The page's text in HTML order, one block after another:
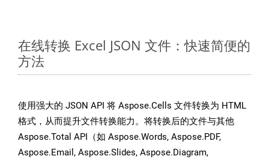
在线转换 Excel JSON 文件：快速简便的
方法
使用强大的 JSON API 将 Aspose.Cells 文件转换为 HTML
格式，从而提升文件转换能力。将转换后的文件与其他
Aspose.Total API（如 Aspose.Words, Aspose.PDF,
Aspose.Email, Aspose.Slides, Aspose.Diagram,